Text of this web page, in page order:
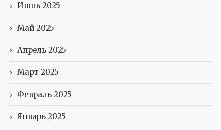
Июнь 2025
Май 2025
Апрель 2025
Март 2025
Февраль 2025
Январь 2025